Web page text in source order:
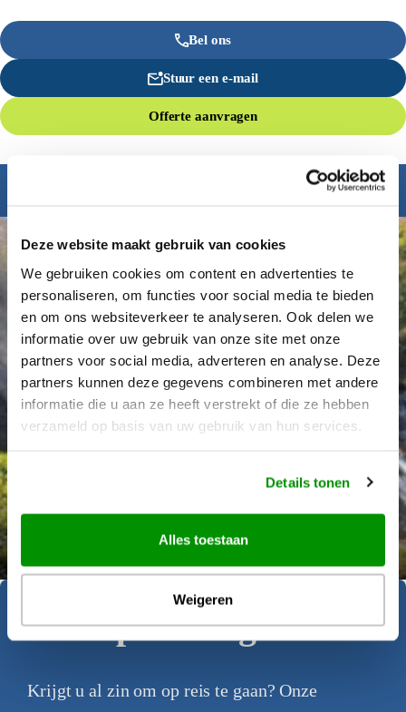
Deze website maakt gebruik van cookies
We gebruiken cookies om content en advertenties te
personaliseren, om functies voor social media te bieden
en om ons websiteverkeer te analyseren. Ook delen we
informatie over uw gebruik van onze site met onze
partners voor social media, adverteren en analyse. Deze
partners kunnen deze gegevens combineren met andere
informatie die u aan ze heeft verstrekt of die ze hebben
verzameld op basis van uw gebruik van hun services.
Details tonen
Alles toestaan
Weigeren
Bel ons
Stuur een e-mail
Offerte aanvragen
Déanne Wetzels
Geïnspireerd geraakt?
Krijgt u al zin om op reis te gaan? Onze